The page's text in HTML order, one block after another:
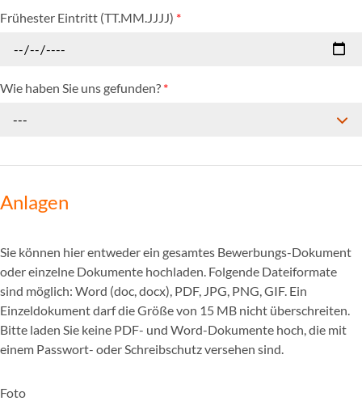
Frühester Eintritt (TT.MM.JJJJ) *
Wie haben Sie uns gefunden? *
---
Anlagen
Sie können hier entweder ein gesamtes Bewerbungs-Dokument
oder einzelne Dokumente hochladen. Folgende Dateiformate
sind möglich: Word (doc, docx), PDF, JPG, PNG, GIF. Ein
Einzeldokument darf die Größe von 15 MB nicht überschreiten.
Bitte laden Sie keine PDF- und Word-Dokumente hoch, die mit
einem Passwort- oder Schreibschutz versehen sind.
Foto